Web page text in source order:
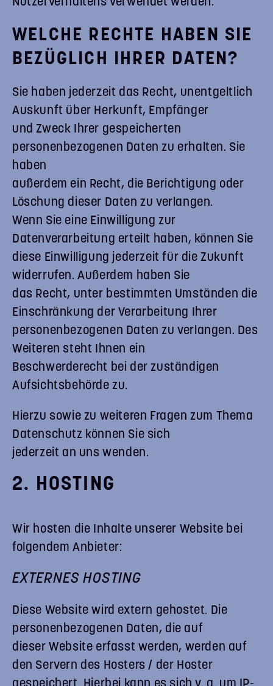
Nutzerverhaltens verwendet werden.
WELCHE RECHTE HABEN SIE
BEZÜGLICH IHRER DATEN?
Sie haben jederzeit das Recht, unentgeltlich
Auskunft über Herkunft, Empfänger
und Zweck Ihrer gespeicherten
personenbezogenen Daten zu erhalten. Sie
haben
außerdem ein Recht, die Berichtigung oder
Löschung dieser Daten zu verlangen.
Wenn Sie eine Einwilligung zur
Datenverarbeitung erteilt haben, können Sie
diese Einwilligung jederzeit für die Zukunft
widerrufen. Außerdem haben Sie
das Recht, unter bestimmten Umständen die
Einschränkung der Verarbeitung Ihrer
personenbezogenen Daten zu verlangen. Des
Weiteren steht Ihnen ein
Beschwerderecht bei der zuständigen
Aufsichtsbehörde zu.
Hierzu sowie zu weiteren Fragen zum Thema
Datenschutz können Sie sich
jederzeit an uns wenden.
2. HOSTING
Wir hosten die Inhalte unserer Website bei
folgendem Anbieter:
EXTERNES HOSTING
Diese Website wird extern gehostet. Die
personenbezogenen Daten, die auf
dieser Website erfasst werden, werden auf
den Servern des Hosters / der Hoster